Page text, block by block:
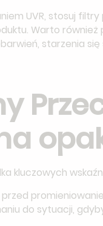
UVR, stosuj
Warto
starzenia
kluczowych
do sytuacji,